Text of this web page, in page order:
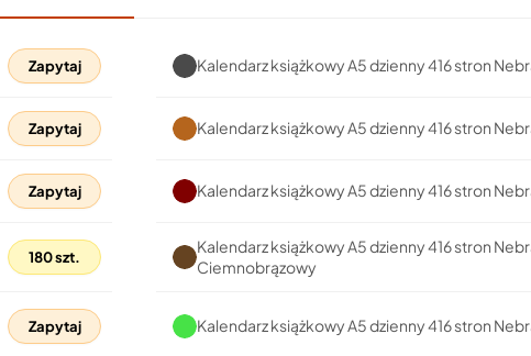
Zapytaj Kalendarz książkowy A5 dzienny 416 stron
Zapytaj Kalendarz książkowy A5 dzienny 416 stron
Zapytaj Kalendarz książkowy A5 dzienny 416 stron
180 szt.
Kalendarz książkowy A5 dzienny 416 stron
Ciemnobrązowy
Zapytaj Kalendarz książkowy A5 dzienny 416 stron